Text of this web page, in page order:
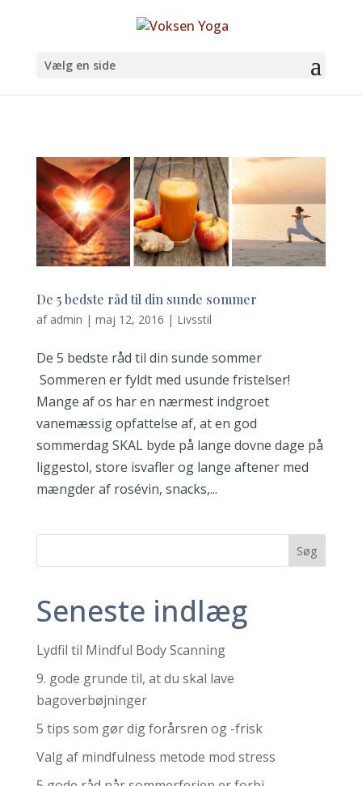
Vælg en side
De 5 bedste råd til din sunde sommer
af admin | maj 12, 2016 | Livsstil
De 5 bedste råd til din sunde sommer
Sommeren er fyldt med usunde fristelser!
Mange af os har en nærmest indgroet
vanemæssig opfattelse af, at en god
sommerdag SKAL byde på lange dovne dage på
liggestol, store isvafler og lange aftener med
mængder af rosévin, snacks,...
Seneste indlæg
Lydfil til Mindful Body Scanning
9. gode grunde til, at du skal lave
bagoverbøjninger
5 tips som gør dig forårsren og -frisk
Valg af mindfulness metode mod stress